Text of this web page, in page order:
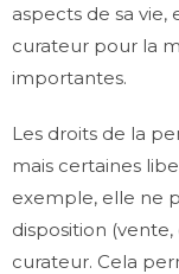
aspects de sa vie,
curateur pour la
importantes.
Les droits de la
mais certaines
exemple, elle ne
disposition (vente,
curateur. Cela